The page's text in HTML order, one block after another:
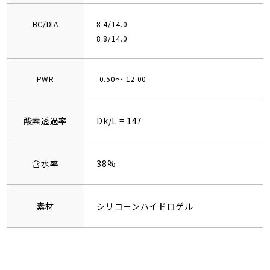
BC/DIA
8.4/14.0
8.8/14.0
PWR -0.50～-12.00
酸素透過率 Dk/L = 147
含水率 38%
素材 シリコーンハイドロゲル